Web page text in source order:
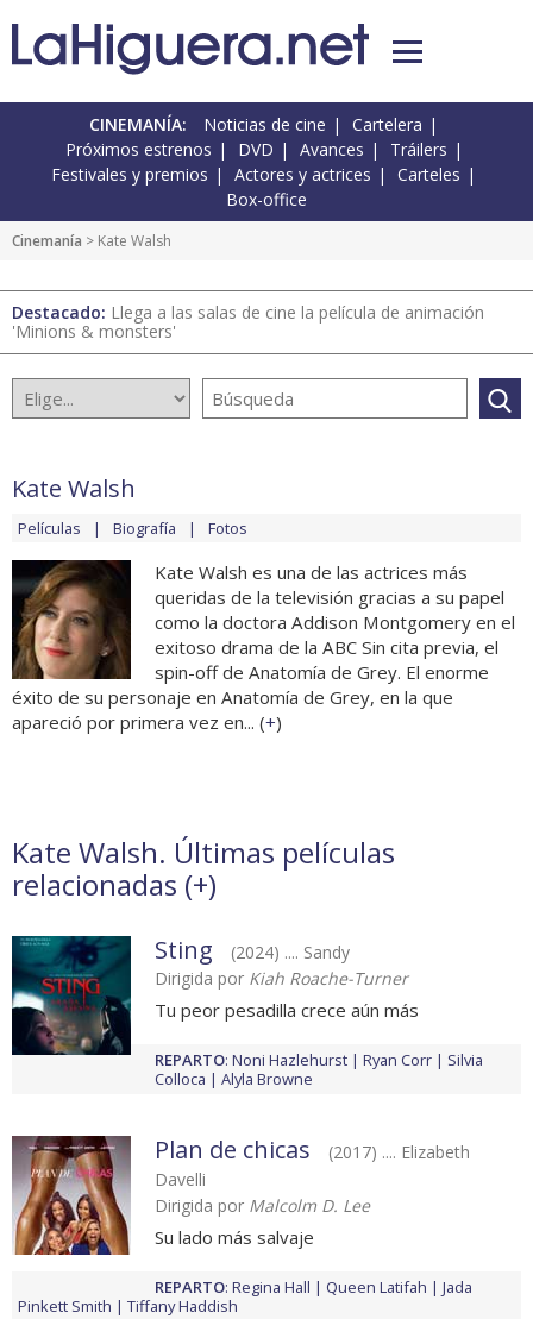
CINEMANÍA: Noticias de cine
Cartelera
Próximos estrenos
DVD Avances
Tráilers
Festivales y premios
Actores y actrices
Carteles
Box-office
Cinemanía > Kate Walsh
Destacado: Llega a las salas de cine la película de animación
'Minions & monsters'
Kate Walsh
Películas Biografía Fotos
Kate Walsh es una de las actrices más
queridas de la televisión gracias a su papel
como la doctora Addison Montgomery en el
exitoso drama de la ABC Sin cita previa, el
spin-off de Anatomía de Grey. El enorme
éxito de su personaje en Anatomía de Grey, en la que
apareció por primera vez en... (+)
Kate Walsh. Últimas películas
relacionadas (+)
Sting
(2024) .... Sandy
Dirigida por Kiah Roache-Turner
Tu peor pesadilla crece aún más
REPARTO: Noni Hazlehurst Ryan Corr
Silvia
Colloca
Alyla Browne
Plan de chicas
(2017) .... Elizabeth
Davelli
Dirigida por Malcolm D. Lee
Su lado más salvaje
REPARTO: Regina Hall Queen Latifah
Jada
Pinkett Smith
Tiffany Haddish